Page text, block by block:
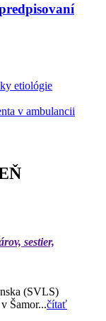
etiológie
v ambulancii
sestier,
(SVLS)
Šamor...čítať